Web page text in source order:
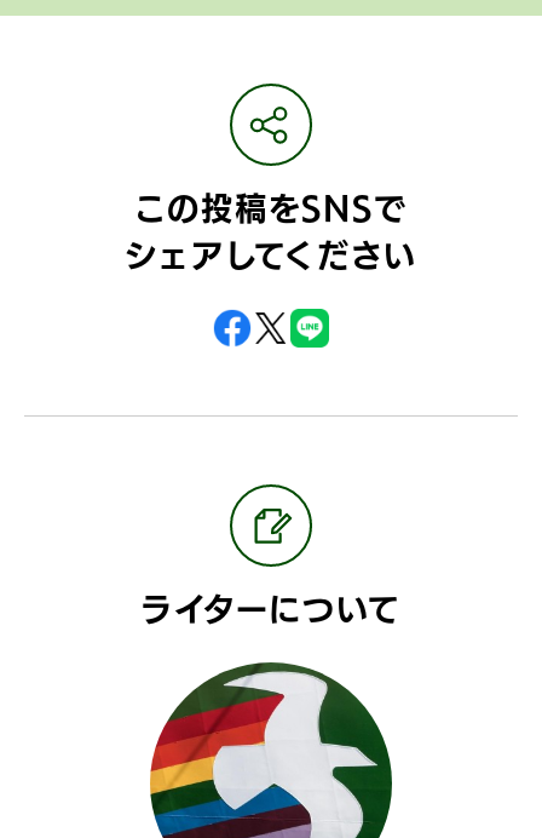
この投稿をSNSで
シェアしてください
ライターについて